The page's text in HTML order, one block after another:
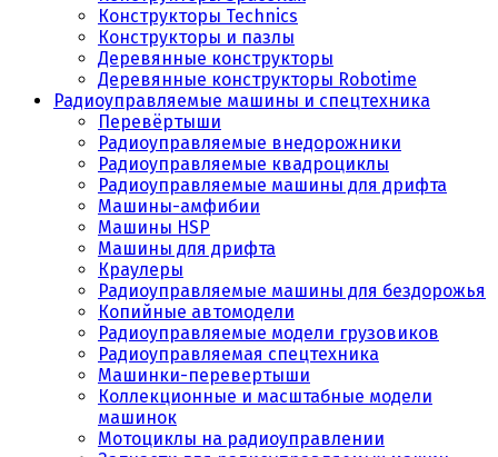
Конструкторы Technics
Конструкторы и пазлы
Деревянные конструкторы
Деревянные конструкторы Robotime
Радиоуправляемые машины и спецтехника
Перевёртыши
Радиоуправляемые внедорожники
Радиоуправляемые квадроциклы
Радиоуправляемые машины для дрифта
Машины-амфибии
Машины HSP
Машины для дрифта
Краулеры
Радиоуправляемые машины для бездорожья
Копийные автомодели
Радиоуправляемые модели грузовиков
Радиоуправляемая спецтехника
Машинки-перевертыши
Коллекционные и масштабные модели
машинок
Мотоциклы на радиоуправлении